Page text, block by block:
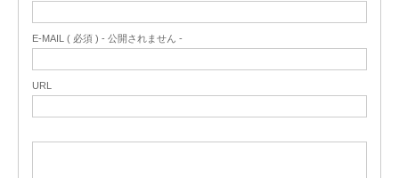
E-MAIL ( 必須 ) - 公開されません -
URL